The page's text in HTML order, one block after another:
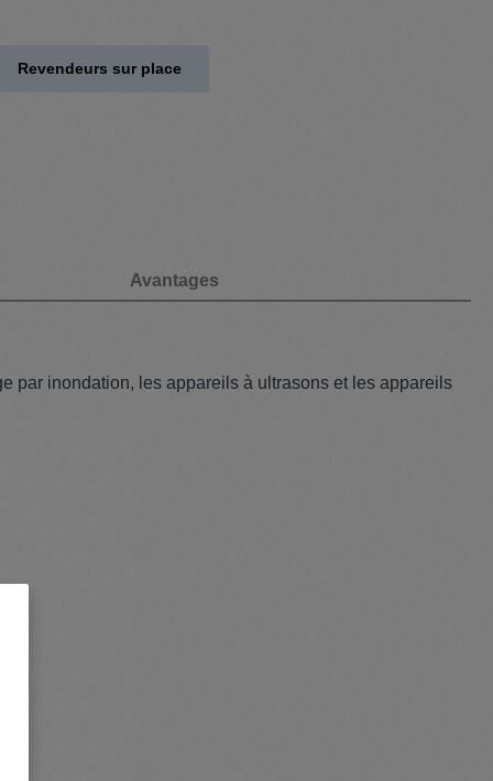
Revendeurs sur place
Avantages
par inondation, les appareils à ultrasons et les appareils